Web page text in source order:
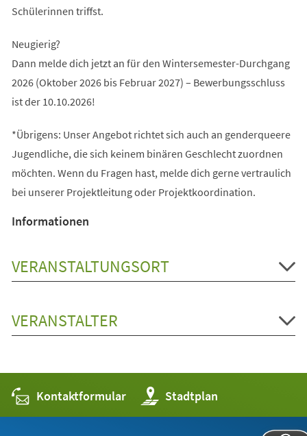
Schülerinnen triffst.
Neugierig?
Dann melde dich jetzt an für den Wintersemester-Durchgang
2026 (Oktober 2026 bis Februar 2027) – Bewerbungsschluss
ist der 10.10.2026!
*Übrigens: Unser Angebot richtet sich auch an genderqueere
Jugendliche, die sich keinem binären Geschlecht zuordnen
möchten. Wenn du Fragen hast, melde dich gerne vertraulich
bei unserer Projektleitung oder Projektkoordination.
Informationen
VERANSTALTUNGSORT
VERANSTALTER
Kontaktformular Stadtplan
(Öffnet
in
einem